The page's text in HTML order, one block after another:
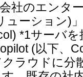
社のエンタ
ーション)
*1サーバ
(以下、
ラウドに分